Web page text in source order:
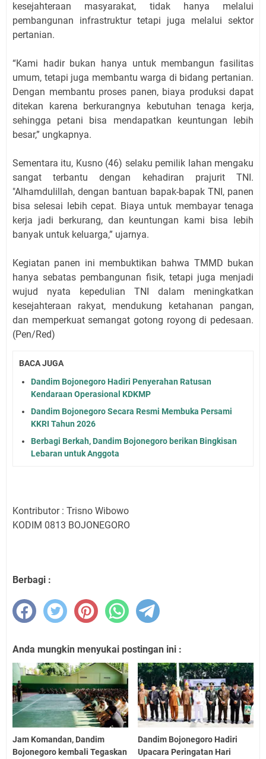
kesejahteraan masyarakat, tidak hanya melalui
pembangunan infrastruktur tetapi juga melalui sektor
pertanian.
“Kami hadir bukan hanya untuk membangun fasilitas
umum, tetapi juga membantu warga di bidang pertanian.
Dengan membantu proses panen, biaya produksi dapat
ditekan karena berkurangnya kebutuhan tenaga kerja,
sehingga petani bisa mendapatkan keuntungan lebih
besar,” ungkapnya.
Sementara itu, Kusno (46) selaku pemilik lahan mengaku
sangat terbantu dengan kehadiran prajurit TNI.
"Alhamdulillah, dengan bantuan bapak-bapak TNI, panen
bisa selesai lebih cepat. Biaya untuk membayar tenaga
kerja jadi berkurang, dan keuntungan kami bisa lebih
banyak untuk keluarga,” ujarnya.
Kegiatan panen ini membuktikan bahwa TMMD bukan
hanya sebatas pembangunan fisik, tetapi juga menjadi
wujud nyata kepedulian TNI dalam meningkatkan
kesejahteraan rakyat, mendukung ketahanan pangan,
dan memperkuat semangat gotong royong di pedesaan.
(Pen/Red)
BACA JUGA
Dandim Bojonegoro Hadiri Penyerahan Ratusan
Kendaraan Operasional KDKMP
Dandim Bojonegoro Secara Resmi Membuka Persami
KKRI Tahun 2026
Berbagi Berkah, Dandim Bojonegoro berikan Bingkisan
Lebaran untuk Anggota
Kontributor : Trisno Wibowo
KODIM 0813 BOJONEGORO
Berbagi :
Anda mungkin menyukai postingan ini :
Jam Komandan, Dandim
Bojonegoro kembali Tegaskan
Dandim Bojonegoro Hadiri
Upacara Peringatan Hari